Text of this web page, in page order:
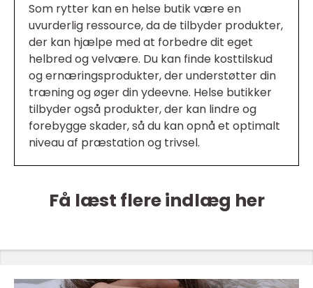
Som rytter kan en helse butik være en
uvurderlig ressource, da de tilbyder produkter,
der kan hjælpe med at forbedre dit eget
helbred og velvære. Du kan finde kosttilskud
og ernæringsprodukter, der understøtter din
træning og øger din ydeevne. Helse butikker
tilbyder også produkter, der kan lindre og
forebygge skader, så du kan opnå et optimalt
niveau af præstation og trivsel.
Få læst flere indlæg her